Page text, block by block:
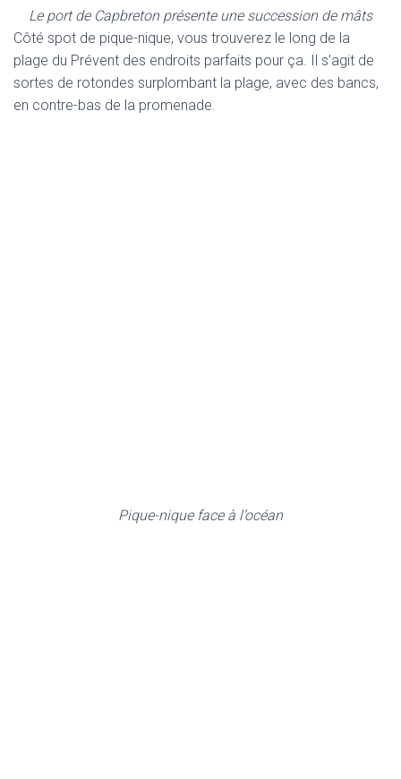
Le port de Capbreton présente une succession de mâts
Côté spot de pique-nique, vous trouverez le long de la
plage du Prévent des endroits parfaits pour ça. Il s’agit de
sortes de rotondes surplombant la plage, avec des bancs,
en contre-bas de la promenade.
Pique-nique face à l’océan